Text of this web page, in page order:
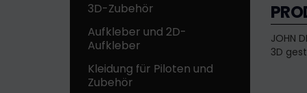
3D-Zubehör
Aufkleber und 2D-
Aufkleber
Kleidung für Piloten und
Zubehör
JOHN
3D